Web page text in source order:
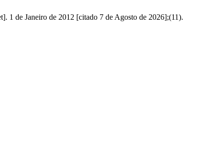
1 de Janeiro de 2012 [citado 7 de Agosto de 2026];(11).